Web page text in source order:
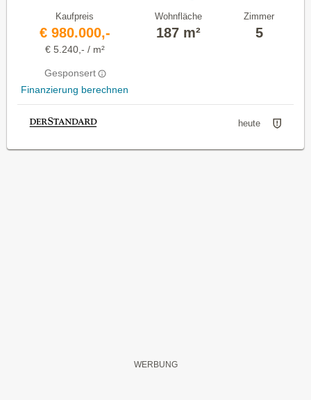
Kaufpreis
€ 980.000,-
€ 5.240,- / m²
Gesponsert
Finanzierung berechnen
Wohnfläche
187 m²
Zimmer
5
heute